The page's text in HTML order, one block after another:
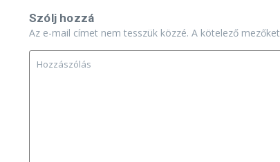
Szólj hozzá
Az e-mail címet nem tesszük közzé. A kötelező mezőket